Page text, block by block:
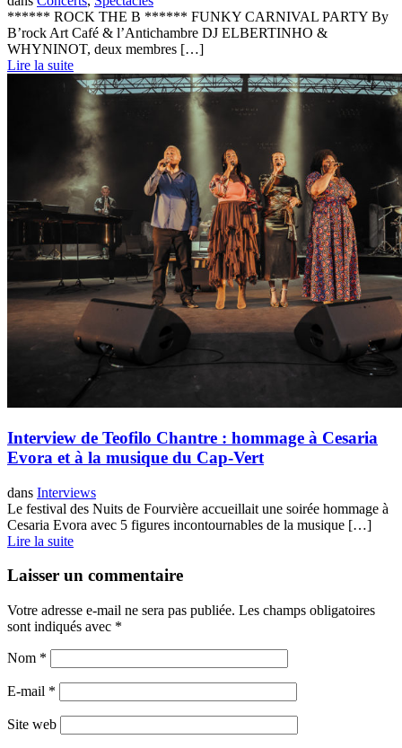
****** ROCK THE B ****** FUNKY CARNIVAL PARTY By
B’rock Art Café & l’Antichambre DJ ELBERTINHO &
WHYNINOT, deux membres […]
Lire la suite
Interview de Teofilo Chantre : hommage à Cesaria
Evora et à la musique du Cap-Vert
dans Interviews
Le festival des Nuits de Fourvière accueillait une soirée hommage à
Cesaria Evora avec 5 figures incontournables de la musique […]
Lire la suite
Laisser un commentaire
Votre adresse e-mail ne sera pas publiée. Les champs obligatoires
sont indiqués avec *
Nom *
E-mail *
Site web